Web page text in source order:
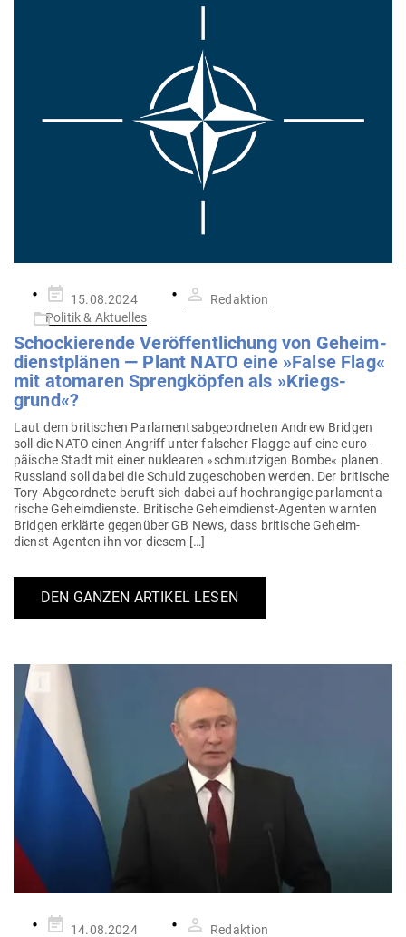
Gepostet
am
15.08.2024
Redaktion
Politik & Aktuelles
Scho­ckie­rende Ver­öf­fent­li­chung von Geheim­
dienst­plänen — Plant NATO eine »False Flag«
mit ato­maren Spreng­köpfen als »Kriegs­
grund«?
Laut dem bri­ti­schen Par­la­ments­ab­ge­ord­neten Andrew Bridgen
soll die NATO einen Angriff unter fal­scher Flagge auf eine euro­
päische Stadt mit einer nuklearen »schmut­zigen Bombe« planen.
Russland soll dabei die Schuld zuge­schoben werden. Der bri­tische
Tory-Abge­­­ordnete beruft sich dabei auf hoch­rangige par­la­men­ta­
rische Geheim­dienste. Bri­tische Geheim­­dienst-Agenten warnten
Bridgen erklärte gegenüber GB News, dass bri­tische Geheim­­
dienst-Agenten ihn vor diesem […]
DEN GANZEN ARTIKEL LESEN
Gepostet
14.08.2024 Redaktion